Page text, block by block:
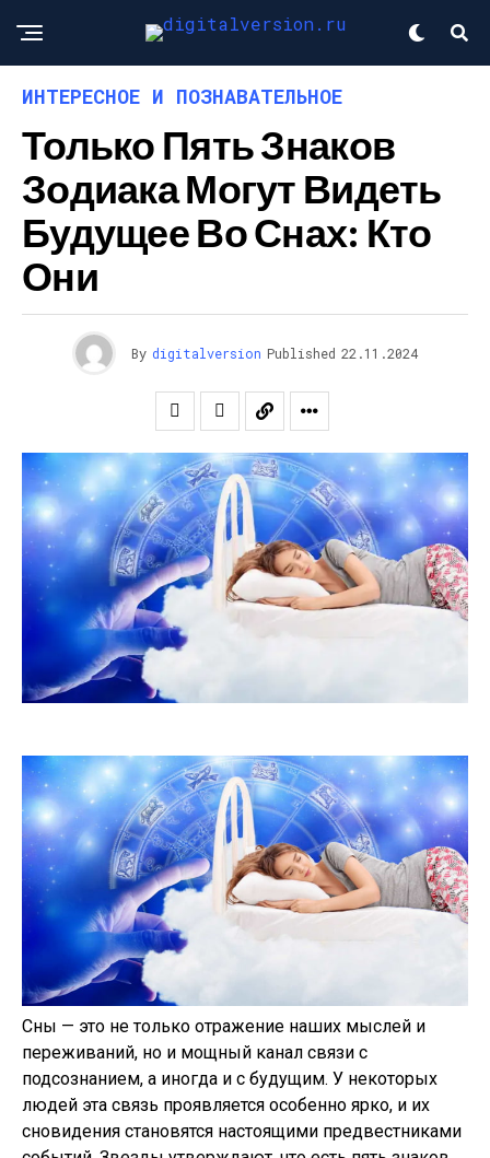
ИНТЕРЕСНОЕ И ПОЗНАВАТЕЛЬНОЕ
Только Пять Знаков
Зодиака Могут Видеть
Будущее Во Снах: Кто
Они
By digitalversion Published 22.11.2024
Сны — это не только отражение наших мыслей и
переживаний, но и мощный канал связи с
подсознанием, а иногда и с будущим. У некоторых
людей эта связь проявляется особенно ярко, и их
сновидения становятся настоящими предвестниками